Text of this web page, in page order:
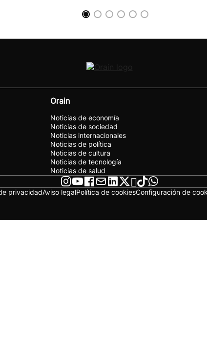
Orain
Noticias de economía
Noticias de sociedad
Noticias internacionales
Noticias de política
Noticias de cultura
Noticias de tecnología
Noticias de salud
privacidadAviso legalPolítica de cookiesConfiguración de